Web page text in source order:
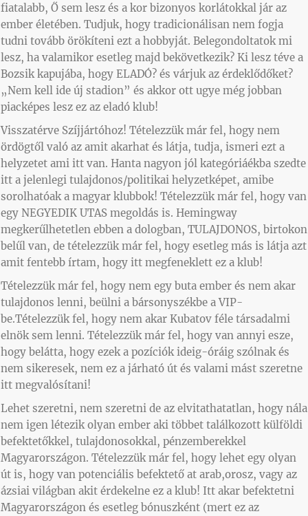
fiatalabb, Ő sem lesz és a kor bizonyos korlátokkal jár az
ember életében. Tudjuk, hogy tradicionálisan nem fogja
tudni tovább örökíteni ezt a hobbyját. Belegondoltatok mi
lesz, ha valamikor esetleg majd bekövetkezik? Ki lesz téve a
Bozsik kapujába, hogy ELADÓ? és várjuk az érdeklődőket?
„Nem kell ide új stadion” és akkor ott ugye még jobban
piacképes lesz ez az eladó klub!
Visszatérve Szíjjártóhoz! Tételezzük már fel, hogy nem
ördögtől való az amit akarhat és látja, tudja, ismeri ezt a
helyzetet ami itt van. Hanta nagyon jól kategóriáékba szedte
itt a jelenlegi tulajdonos/politikai helyzetképet, amibe
sorolhatóak a magyar klubbok! Tételezzük már fel, hogy van
egy NEGYEDIK UTAS megoldás is. Hemingway
megkerűlhetetlen ebben a dologban, TULAJDONOS, birtokon
belűl van, de tételezzük már fel, hogy esetleg más is látja azt
amit fentebb írtam, hogy itt megfeneklett ez a klub!
Tételezzük már fel, hogy nem egy buta ember és nem akar
tulajdonos lenni, beülni a bársonyszékbe a VIP-
be.Tételezzük fel, hogy nem akar Kubatov féle társadalmi
elnök sem lenni. Tételezzük már fel, hogy van annyi esze,
hogy belátta, hogy ezek a pozíciók ideig-óráig szólnak és
nem sikeresek, nem ez a járható út és valami mást szeretne
itt megvalósítani!
Lehet szeretni, nem szeretni de az elvitathatatlan, hogy nála
nem igen létezik olyan ember aki többet találkozott külföldi
befektetőkkel, tulajdonosokkal, pénzemberekkel
Magyarországon. Tételezzük már fel, hogy lehet egy olyan
út is, hogy van potenciális befektető at arab,orosz, vagy az
ázsiai világban akit érdekelne ez a klub! Itt akar befektetni
Magyarországon és esetleg bónuszként (mert ez az